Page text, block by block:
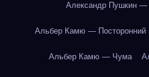
Александр Пушкин —
Альбер Камю — Посторонний
Альбер Камю — Чума